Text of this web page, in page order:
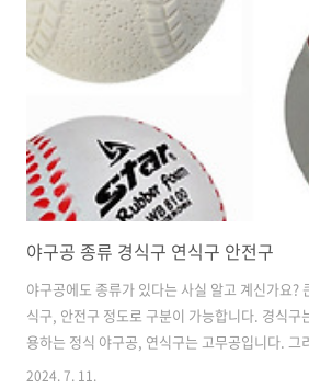
야구공 종류 경식구 연식구 안전구
야구공에도 종류가 있다는 사실 알고 계신가요?
식구, 안전구 정도로 구분이 가능합니다. 경식구
용하는 정식 야구공, 연식구는 고무공입니다. 그
동일하게 생겼는데 조금 더 말랑말랑해서 안전성
2024. 7. 11.